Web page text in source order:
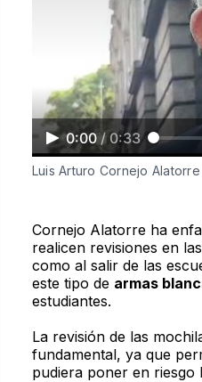
0:00 / 0:33
Luis Arturo Cornejo
Cornejo Alatorre ha
realicen revisiones en
como al salir de las
este tipo de armas
estudiantes.
La revisión de las
fundamental, ya que
pudiera poner en riesgo